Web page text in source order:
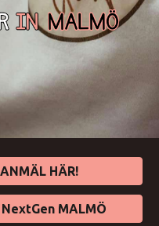
HÄR!
MALMÖ